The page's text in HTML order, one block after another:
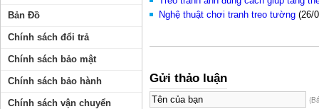
Nghệ thuật chơi tranh treo tường (26/
Gửi thảo luận
Bản Đồ
Chính sách đổi trả
Chính sách bảo mật
Chính sách bảo hành
Chính sách vận chuyển